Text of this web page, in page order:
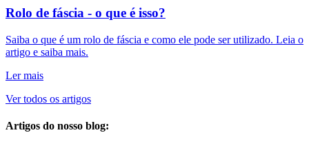
Rolo de fáscia - o que é isso?
Saiba o que é um rolo de fáscia e como ele pode ser utilizado. Leia o
artigo e saiba mais.
Ler mais
Ver todos os artigos
Artigos do nosso blog: